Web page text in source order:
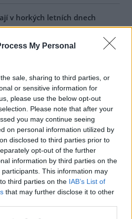
My Personal
sale, sharing to third parties, or
or sensitive information for
please use the below opt-out
Please note that after your
you may continue seeing
on personal information utilized by
disclosed to third parties prior to
opt-out of the further
information by third parties on the
participants. This information may
third parties on the IAB’s List of
that may further disclose it to other
v horkých letních dnech
Rekordní návštěvnost mají v
Olomoucku, které
návštěvníkům poskytují aspoň
vedra. Zatímco na zemském
horkého vzduchu výrazně překračuje
chodbách a dómech
pohybuje kolem deseti stupňů
letního výletu často volí právě
zoo se rozrostlo o dvě
výběhu
(ČTK)
O dvě mláďata se letos